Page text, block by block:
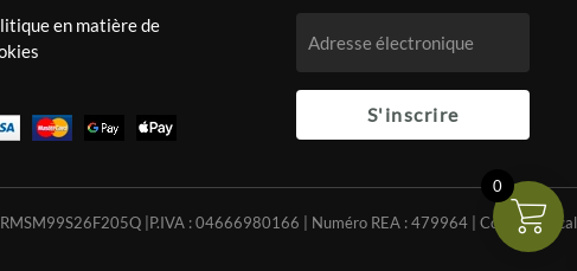
0
en matière de
S'inscrire
|P.IVA : 04666980166 | Numéro REA : 479964 | Code Univocal